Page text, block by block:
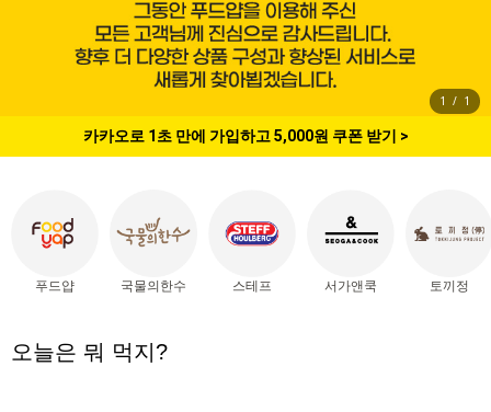
1 / 1
카카오로 1초 만에 가입하고 5,000원 쿠폰 받기 >
푸드얍 국물의한수 스테프 서가앤쿡 토끼정
오늘은 뭐 먹지?